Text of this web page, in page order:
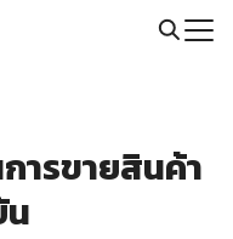
ารขายสินค้า